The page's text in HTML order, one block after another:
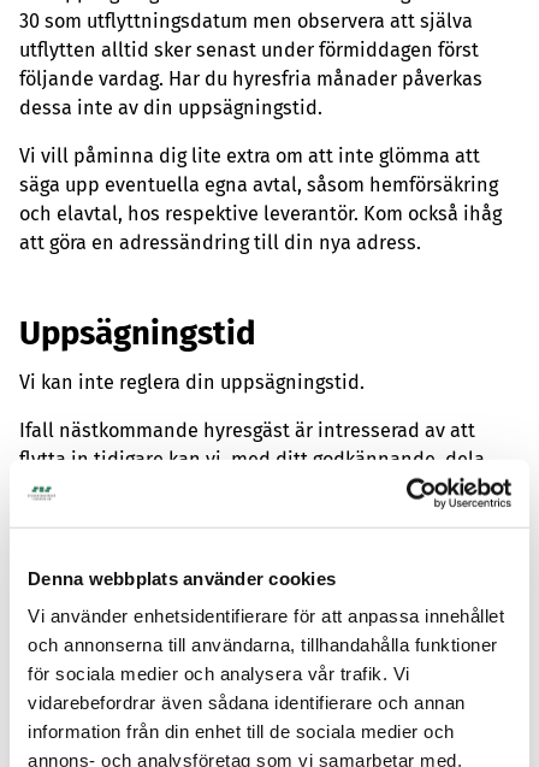
Denna webbplats använder cookies
Vi använder enhetsidentifierare för att anpassa innehållet
och annonserna till användarna, tillhandahålla funktioner
för sociala medier och analysera vår trafik. Vi
vidarebefordrar även sådana identifierare och annan
information från din enhet till de sociala medier och
annons- och analysföretag som vi samarbetar med.
30 som utflyttningsdatum men observera att själva
utflytten alltid sker senast under förmiddagen först
följande vardag. Har du hyresfria månader påverkas
dessa inte av din uppsägningstid.
Vi vill påminna dig lite extra om att inte glömma att
säga upp eventuella egna avtal, såsom hemförsäkring
och elavtal, hos respektive leverantör. Kom också ihåg
att göra en adressändring till din nya adress.
Uppsägningstid
Vi kan inte reglera din uppsägningstid.
Ifall nästkommande hyresgäst är intresserad av att
flytta in tidigare kan vi, med ditt godkännande, dela
dina kontaktuppgifter till nästkommande hyresgäst.
tekniker. En besiktning måste bokas innan en ny
hyresgäst flyttar in. Ni båda signerar en fullmakt,
fullmakten hittar ni här. Nästkommande hyresgäst
behöver uppvisa fullmakten vid nyckelkvittering. Datum
för inflyttning, kompensation, med mera kommer ni
överens om sinsemellan.